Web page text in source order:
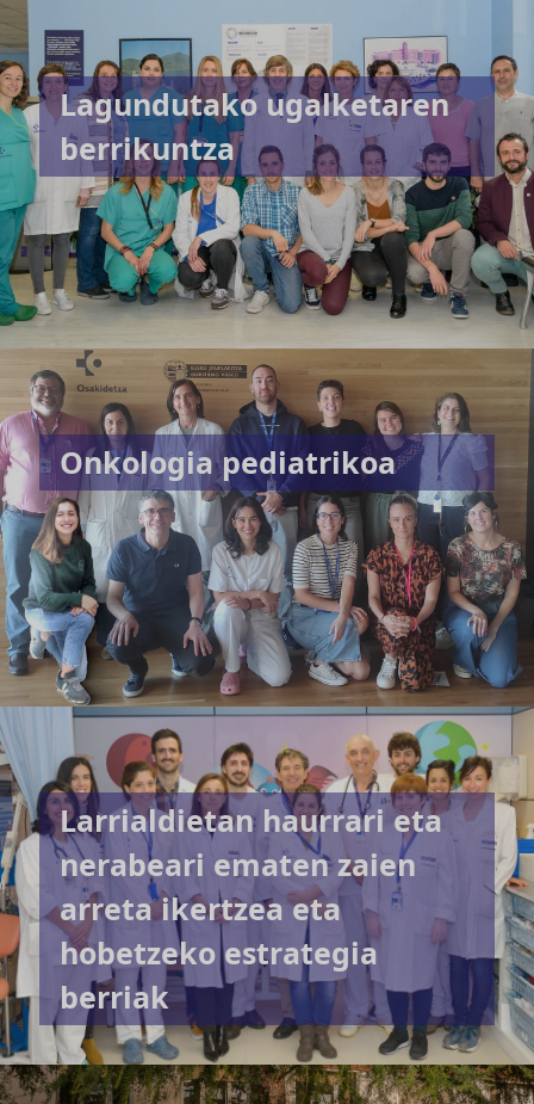
Lagundutako ugalketaren
berrikuntza
Onkologia pediatrikoa
Larrialdietan haurrari eta
nerabeari ematen zaien
arreta ikertzea eta
hobetzeko estrategia
berriak